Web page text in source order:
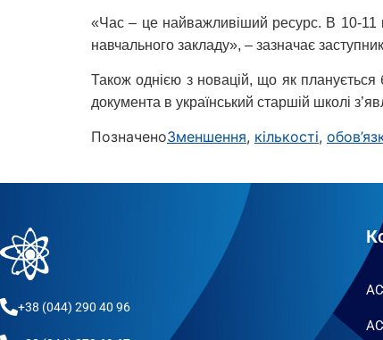
«Час – це найважливіший ресурс. В 10-11
навчального закладу», – зазначає заступник
Також однією з новацій, що як
документа в український старшій школі
ПозначеноЗменшення, кількості,
+38 (044) 290 40 96